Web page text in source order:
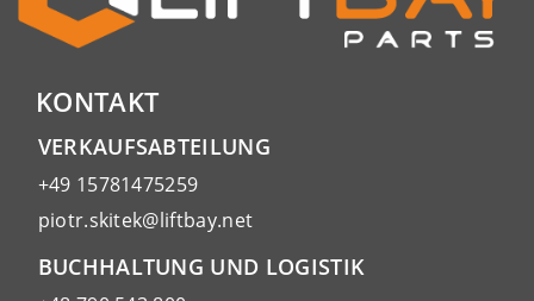
KONTAKT
VERKAUFSABTEILUNG
+49 15781475259
piotr.skitek@liftbay.net
BUCHHALTUNG UND LOGISTIK